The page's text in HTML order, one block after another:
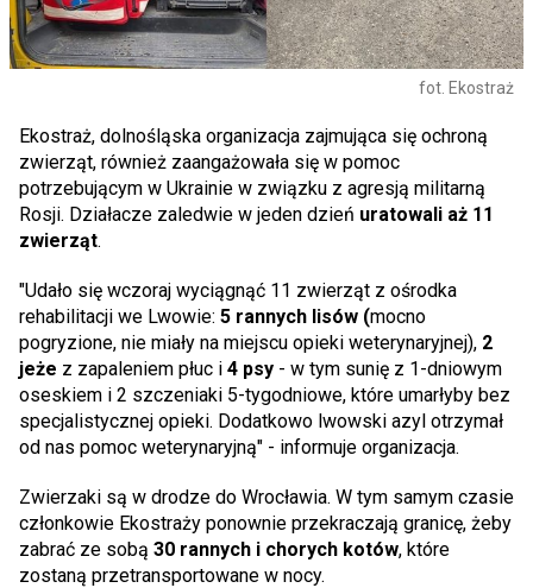
fot. Ekostraż
Ekostraż, dolnośląska organizacja zajmująca się ochroną
zwierząt, również zaangażowała się w pomoc
potrzebującym w Ukrainie w związku z agresją militarną
Rosji. Działacze zaledwie w jeden dzień uratowali aż 11
zwierząt.
"Udało się wczoraj wyciągnąć 11 zwierząt z ośrodka
rehabilitacji we Lwowie: 5 rannych lisów (mocno
pogryzione, nie miały na miejscu opieki weterynaryjnej), 2
jeże z zapaleniem płuc i 4 psy - w tym sunię z 1-dniowym
oseskiem i 2 szczeniaki 5-tygodniowe, które umarłyby bez
specjalistycznej opieki. Dodatkowo lwowski azyl otrzymał
od nas pomoc weterynaryjną" - informuje organizacja.
Zwierzaki są w drodze do Wrocławia. W tym samym czasie
członkowie Ekostraży ponownie przekraczają granicę, żeby
zabrać ze sobą 30 rannych i chorych kotów, które
zostaną przetransportowane w nocy.